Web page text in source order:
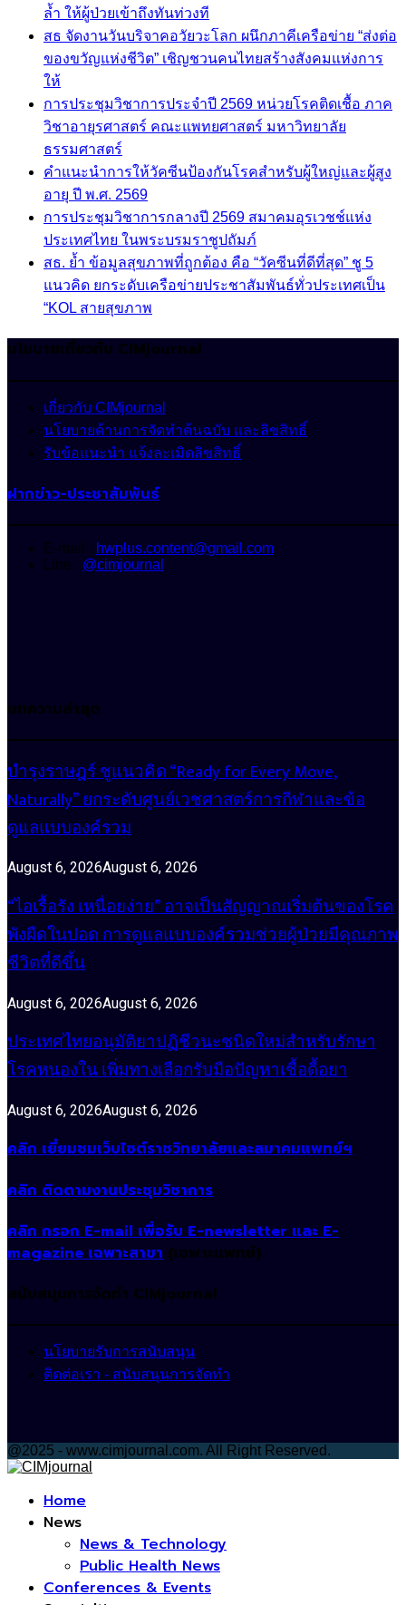
ล้ำ ให้ผู้ป่วยเข้าถึงทันท่วงที
สธ จัดงานวันบริจาคอวัยวะโลก ผนึกภาคีเครือข่าย “ส่งต่อ
ของขวัญแห่งชีวิต” เชิญชวนคนไทยสร้างสังคมแห่งการ
ให้
การประชุมวิชาการประจำปี 2569 หน่วยโรคติดเชื้อ ภาค
วิชาอายุรศาสตร์ คณะแพทยศาสตร์ มหาวิทยาลัย
ธรรมศาสตร์
คำแนะนำการให้วัคซีนป้องกันโรคสำหรับผู้ใหญ่และผู้สูง
อายุ ปี พ.ศ. 2569
การประชุมวิชาการกลางปี 2569 สมาคมอุรเวชช์แห่ง
ประเทศไทย ในพระบรมราชูปถัมภ์
สธ. ย้ำ ข้อมูลสุขภาพที่ถูกต้อง คือ “วัคซีนที่ดีที่สุด” ชู 5
แนวคิด ยกระดับเครือข่ายประชาสัมพันธ์ทั่วประเทศเป็น
“KOL สายสุขภาพ
นโยบายเกี่ยวกับ CIMjournal
เกี่ยวกับ CIMjournal
นโยบายด้านการจัดทำต้นฉบับ และลิขสิทธิ์
รับข้อแนะนำ แจ้งละเมิดลิขสิทธิ์
ฝากข่าว-ประชาสัมพันธ์
E-mail : hwplus.content@gmail.com
Line : @cimjournal
บทความล่าสุด
บำรุงราษฎร์ ชูแนวคิด “Ready for Every Move,
Naturally” ยกระดับศูนย์เวชศาสตร์การกีฬาและข้อ
ดูแลแบบองค์รวม
August 6, 2026August 6, 2026
“ไอเรื้อรัง เหนื่อยง่าย” อาจเป็นสัญญาณเริ่มต้นของโรค
พังผืดในปอด การดูแลแบบองค์รวมช่วยผู้ป่วยมีคุณภาพ
ชีวิตที่ดีขึ้น
August 6, 2026August 6, 2026
ประเทศไทยอนุมัติยาปฏิชีวนะชนิดใหม่สำหรับรักษา
โรคหนองใน เพิ่มทางเลือกรับมือปัญหาเชื้อดื้อยา
August 6, 2026August 6, 2026
คลิก เยี่ยมชมเว็บไซต์ราชวิทยาลัยและสมาคมแพทย์ฯ
คลิก ติดตามงานประชุมวิชาการ
คลิก กรอก E-mail เพื่อรับ E-newsletter และ E-
magazine เฉพาะสาขา (เฉพาะแพทย์)
สนับสนุนการจัดทำ CIMjournal
นโยบายรับการสนับสนุน
ติดต่อเรา - สนับสนุนการจัดทำ
@2025 - www.cimjournal.com. All Right Reserved.
Home
News
News & Technology
Public Health News
Conferences & Events